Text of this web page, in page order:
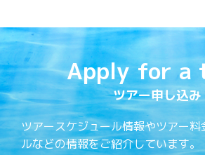
Apply for a
ツアー申し込み
ツアースケジュール情報やツアー
ルなどの情報をご紹介しています。